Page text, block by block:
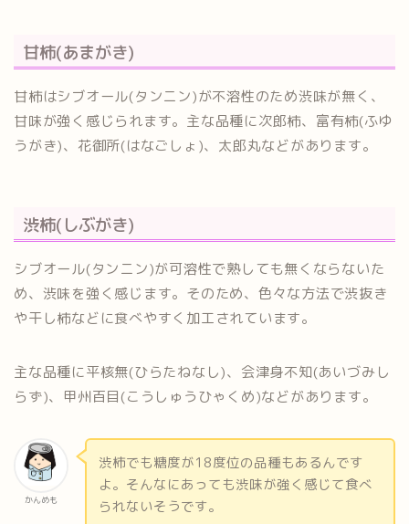
甘柿(あまがき)
甘柿はシブオール(タンニン)が不溶性のため渋味が無く、
甘味が強く感じられます。主な品種に次郎柿、富有柿(ふゆ
うがき)、花御所(はなごしょ)、太郎丸などがあります。
渋柿(しぶがき)
シブオール(タンニン)が可溶性で熟しても無くならないた
め、渋味を強く感じます。そのため、色々な方法で渋抜き
や干し柿などに食べやすく加工されています。
主な品種に平核無(ひらたねなし)、会津身不知(あいづみし
らず)、甲州百目(こうしゅうひゃくめ)などがあります。
かんめも
渋柿でも糖度が18度位の品種もあるんです
よ。そんなにあっても渋味が強く感じて食べ
られないそうです。